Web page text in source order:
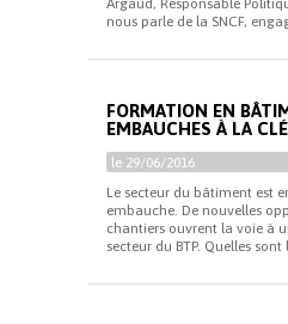
Argaud, Responsable
nous parle de la SNCF,
FORMATION EN
EMBAUCHES À LA
le 29/06/2016
Le secteur du bâtiment est
embauche. De nouvelles
chantiers ouvrent la voie à
secteur du BTP. Quelles